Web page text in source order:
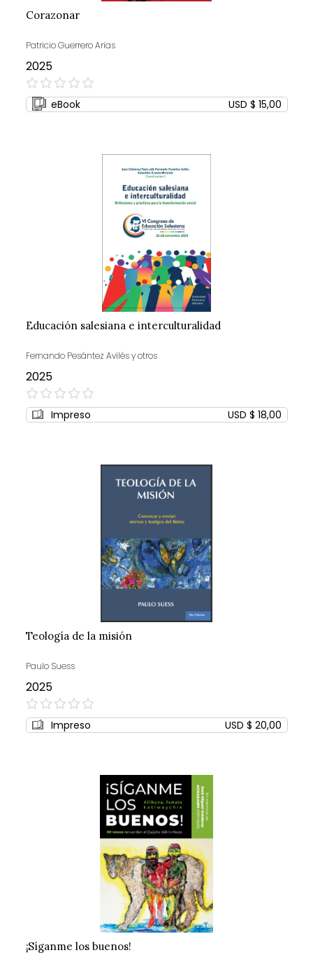
Corazonar
Patricio Guerrero Arias
2025
0%
eBook USD $ 15,00
Educación salesiana e interculturalidad
Fernando Pesántez Avilés y otros
2025
0%
Impreso USD $ 18,00
Teología de la misión
Paulo Suess
2025
0%
Impreso USD $ 20,00
¡Síganme los buenos!